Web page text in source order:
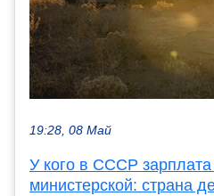
19:28, 08 Май
У кого в СССР
министерской: страна